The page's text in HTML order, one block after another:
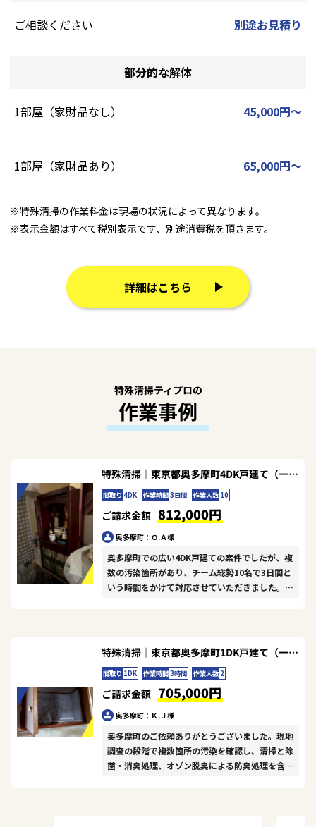
ご相談ください 別途お見積り
部分的な解体
1部屋（家財品なし） 45,000円～
1部屋（家財品あり） 65,000円～
※特殊清掃の作業料金は現場の状況によって異なります。
※表示金額はすべて税別表示です、別途消費税を頂きます。
詳細はこちら
特殊清掃ティプロの
作業事例
特殊清掃｜東京都奥多摩町4DK戸建て（一軒家）Ｏ.Ａ様の作業事例
間取り 4DK 作業時間3日間 作業人数 10
ご請求金額 812,000円
奥多摩町：Ｏ.Ａ様
奥多摩町での広い4DK戸建ての案件でしたが、複
数の汚染箇所があり、チーム総勢10名で3日間と
いう時間をかけて対応させていただきました。初
い敷地で天候にも恵まれ、効率よく進めることが
できました。Ｏ.Ａ様の信頼をいただき、完全な
原状回復を実現できて何よりです。
特殊清掃｜東京都奥多摩町1DK戸建て（一軒家）Ｋ.Ｊ様の作業事例
間取り 1DK 作業時間3時間 作業人数 2
ご請求金額 705,000円
奥多摩町：Ｋ.Ｊ様
奥多摩町のご依頼ありがとうございました。現地
調査の段階で複数箇所の汚染を確認し、清掃と除
菌・消臭処理、オゾン脱臭による防臭処理を含め